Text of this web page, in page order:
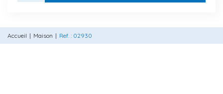
Accueil Maison Ref. : 02930